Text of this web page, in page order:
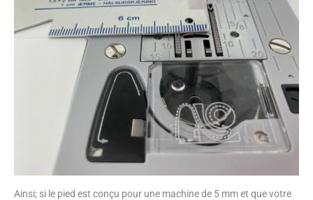
Ainsi; si le pied est conçu pour une machine de 5 mm et que votre